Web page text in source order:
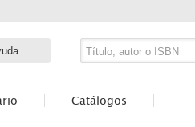
Catálogos